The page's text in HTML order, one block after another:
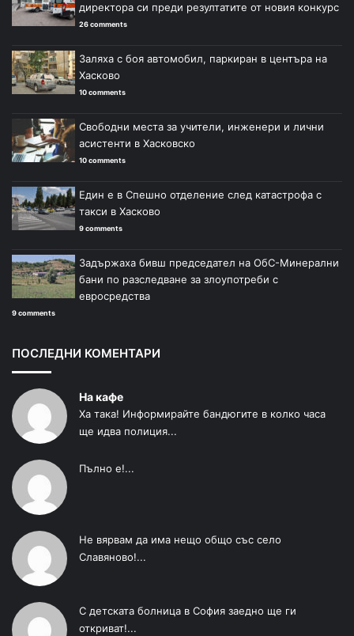
директора си преди резултатите от новия конкурс
26 comments
Заляха с боя автомобил, паркиран в центъра на
Хасково
10 comments
Свободни места за учители, инженери и лични
асистенти в Хасковско
10 comments
Един е в Спешно отделение след катастрофа с
такси в Хасково
9 comments
Задържаха бивш председател на ОбС-Минерални
бани по разследване за злоупотреби с
евросредства
9 comments
ПОСЛЕДНИ КОМЕНТАРИ
На кафе
Ха така! Информирайте бандюгите в колко часа
ще идва полиция...
Пълно е!...
Не вярвам да има нещо общо със село
Славяново!...
С детската болница в София заедно ще ги
откриват!...